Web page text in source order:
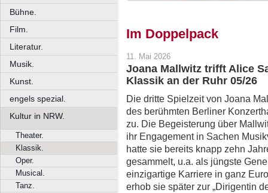
Bühne.
Film.
Literatur.
Musik.
Kunst.
engels spezial.
Kultur in NRW.
Theater.
Klassik.
Oper.
Musical.
Tanz.
Im Doppelpack
11. Mai 2026
Joana Mallwitz trifft Alice
Klassik an der Ruhr 05/26
Die dritte Spielzeit von Joana
des berühmten Berliner
zu. Die Begeisterung über
ihr Engagement in Sachen
hatte sie bereits knapp zehn
gesammelt, u.a. als jüngste
einzigartige Karriere in ganz
erhob sie später zur „Dirigentin